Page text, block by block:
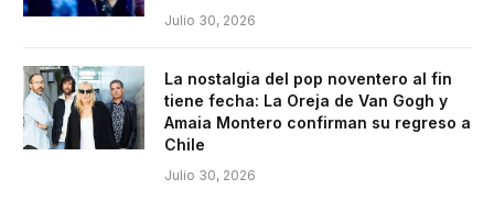
Julio 30, 2026
La nostalgia del pop noventero al fin
tiene fecha: La Oreja de Van Gogh y
Amaia Montero confirman su regreso a
Chile
Julio 30, 2026